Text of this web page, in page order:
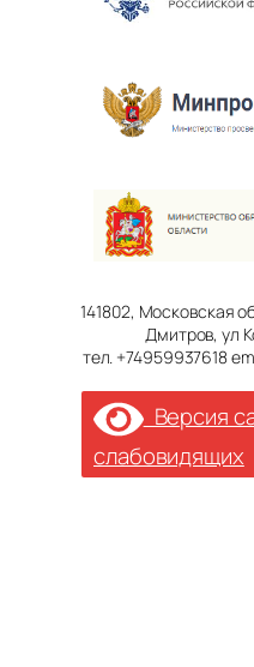
141802, Московская
Дмитров, ул
тел. +74959937618
Версия
слабовидящих